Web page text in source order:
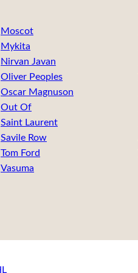
Moscot
Mykita
Nirvan Javan
Oliver Peoples
Oscar Magnuson
Out Of
Saint Laurent
Savile Row
Tom Ford
Vasuma